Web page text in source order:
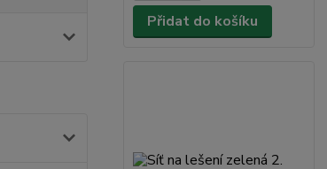
Přidat do košíku